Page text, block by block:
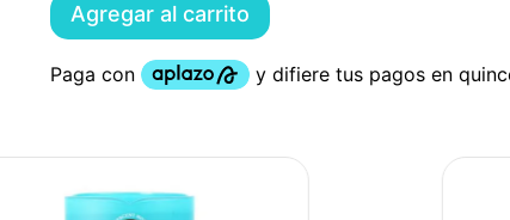
Agregar al carrito